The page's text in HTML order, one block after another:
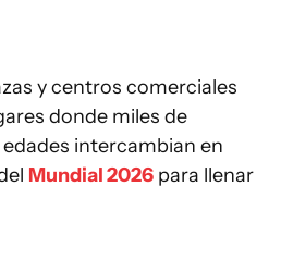
y centros comerciales
donde miles de
intercambian en
Mundial 2026 para llenar